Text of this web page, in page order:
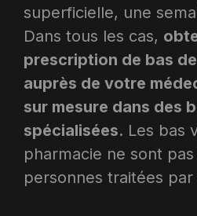
superficielle, une
Dans tous les cas,
prescription de bas
auprès de votre
sur mesure dans des
spécialisées. Les bas
pharmacie ne sont
personnes traitées